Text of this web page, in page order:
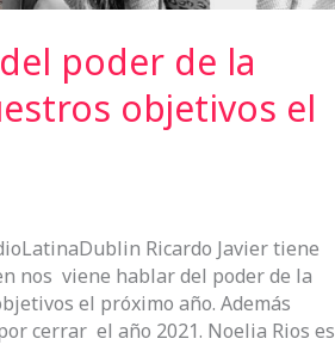
poder de la
objetivos el
Ricardo Javier tiene
nos viene hablar del poder de la
el próximo año. Además
cerrar el año 2021. Noelia Rios es